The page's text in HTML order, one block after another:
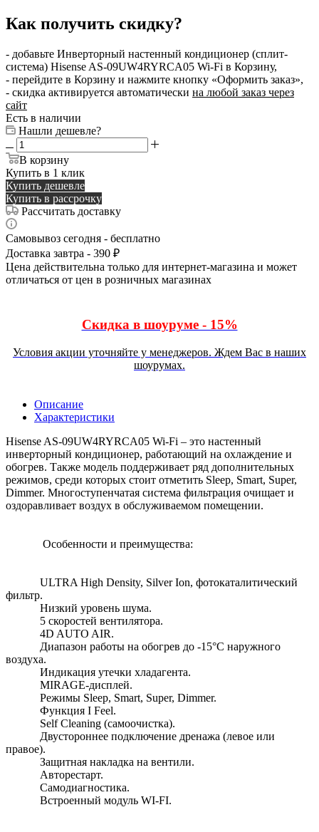
Как получить скидку?
- добавьте Инверторный настенный кондиционер (сплит-
система) Hisense AS-09UW4RYRCA05 Wi-Fi в Корзину,
- перейдите в Корзину и нажмите кнопку «Оформить заказ»,
- скидка активируется автоматически на любой заказ через
сайт
Есть в наличии
Нашли дешевле?
В корзину
Купить в 1 клик
Купить дешевле
Купить в рассрочку
Рассчитать доставку
Самовывоз сегодня - бесплатно
Доставка завтра - 390 ₽
Цена действительна только для интернет-магазина и может
отличаться от цен в розничных магазинах
Скидка в шоуруме - 15%
Условия акции уточняйте у менеджеров. Ждем Вас в наших
шоурумах.
Описание
Характеристики
Hisense AS-09UW4RYRCA05 Wi-Fi – это настенный
инверторный кондиционер, работающий на охлаждение и
обогрев. Также модель поддерживает ряд дополнительных
режимов, среди которых стоит отметить Sleep, Smart, Super,
Dimmer. Многоступенчатая система фильтрация очищает и
оздоравливает воздух в обслуживаемом помещении.
Особенности и преимущества:
ULTRA High Density, Silver Ion, фотокаталитический
фильтр.
Низкий уровень шума.
5 скоростей вентилятора.
4D AUTO AIR.
Диапазон работы на обогрев до -15°C наружного
воздуха.
Индикация утечки хладагента.
MIRAGE-дисплей.
Режимы Sleep, Smart, Super, Dimmer.
Функция I Feel.
Self Cleaning (самоочистка).
Двустороннее подключение дренажа (левое или
правое).
Защитная накладка на вентили.
Авторестарт.
Самодиагностика.
Встроенный модуль WI-FI.